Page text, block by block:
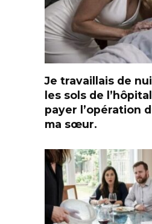
Je travaillais de
les sols de
payer l’opération
ma sœur.